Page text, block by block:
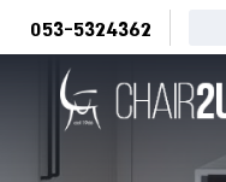
053-5324362